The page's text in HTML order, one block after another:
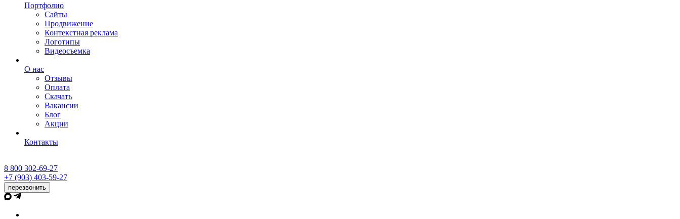
Портфолио
Сайты
Продвижение
Контекстная реклама
Логотипы
Видеосъемка
О нас
Отзывы
Оплата
Скачать
Вакансии
Блог
Акции
Контакты
8 800 302-69-27
+7 (903) 403-59-27
перезвонить